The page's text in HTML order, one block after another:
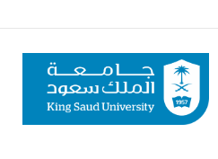
المحتوى
الرئيسي